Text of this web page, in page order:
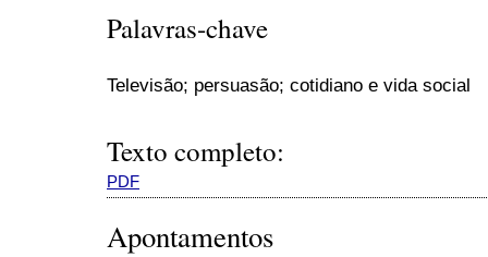
Palavras-chave
Televisão; persuasão; cotidiano e vida social
Texto completo:
PDF
Apontamentos